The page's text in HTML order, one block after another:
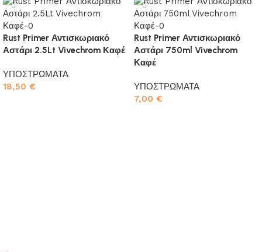
Rust Primer Αντισκωριακό
Αστάρι 2.5Lt Vivechrom Καφέ
ΥΠΟΣΤΡΩΜΑΤΑ
18,50 €
Rust Primer Αντισκωριακό
Αστάρι 750ml Vivechrom
Καφέ
ΥΠΟΣΤΡΩΜΑΤΑ
7,00 €